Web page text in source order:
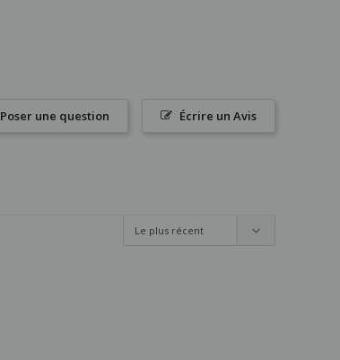
Écrire un Avis
Poser une question